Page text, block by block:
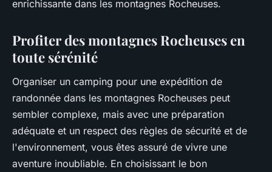
enrichissante dans les montagnes Rocheuses.
Profiter des montagnes Rocheuses en
toute sérénité
Organiser un camping pour une expédition de
randonnée dans les montagnes Rocheuses peut
sembler complexe, mais avec une préparation
adéquate et un respect des règles de sécurité et de
l'environnement, vous êtes assuré de vivre une
aventure inoubliable. En choisissant le bon